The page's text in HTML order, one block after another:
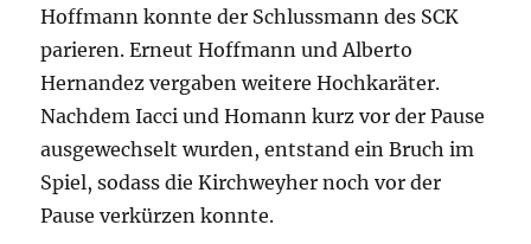
Hoffmann konnte der Schlussmann des SCK
parieren. Erneut Hoffmann und Alberto
Hernandez vergaben weitere Hochkaräter.
Nachdem Iacci und Homann kurz vor der Pause
ausgewechselt wurden, entstand ein Bruch im
Spiel, sodass die Kirchweyher noch vor der
Pause verkürzen konnte.